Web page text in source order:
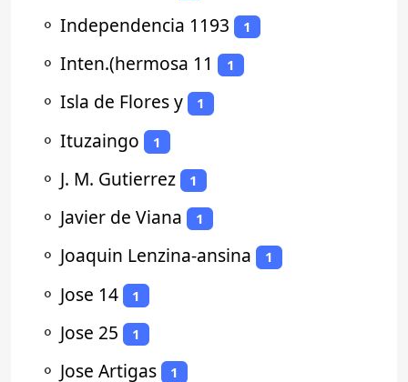
⚬ Independencia 1193 1
⚬ Inten.(hermosa 11 1
⚬ Isla de Flores y 1
⚬ Ituzaingo 1
⚬ J. M. Gutierrez 1
⚬ Javier de Viana 1
⚬ Joaquin Lenzina-ansina 1
⚬ Jose 14 1
⚬ Jose 25 1
⚬ Jose Artigas 1